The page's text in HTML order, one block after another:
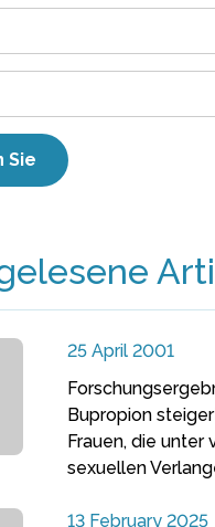
25 April 2001
Bupropion
Frauen, die unter
sexuellen
13 February 2025